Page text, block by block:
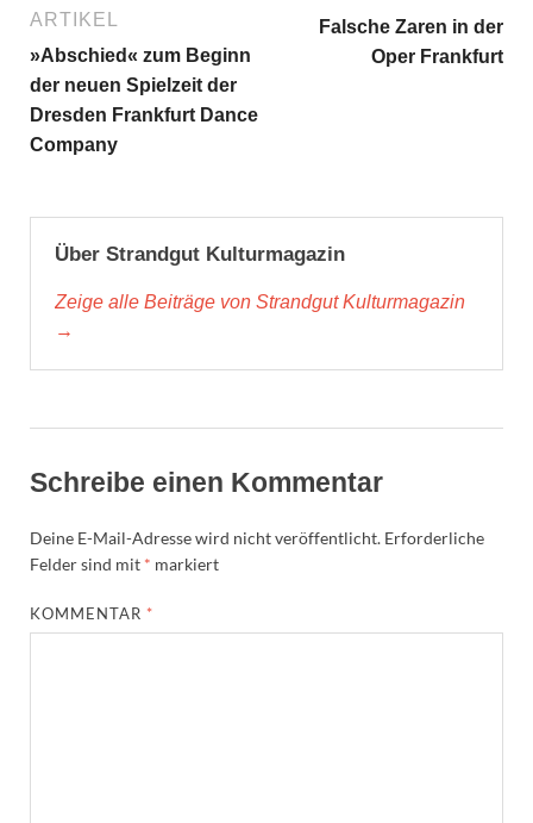
ARTIKEL
»Abschied« zum Beginn
der neuen Spielzeit der
Dresden Frankfurt Dance
Company
Falsche Zaren in der
Oper Frankfurt
Über Strandgut Kulturmagazin
Zeige alle Beiträge von Strandgut Kulturmagazin
→
Schreibe einen Kommentar
Deine E-Mail-Adresse wird nicht veröffentlicht. Erforderliche
Felder sind mit * markiert
KOMMENTAR *